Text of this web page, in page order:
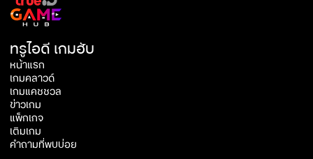
ทรูไอดี เกมฮับ
หน้าแรก
เกมคลาวด์
เกมแคชชวล
ข่าวเกม
แพ็กเกจ
เติมเกม
คำถามที่พบบ่อย